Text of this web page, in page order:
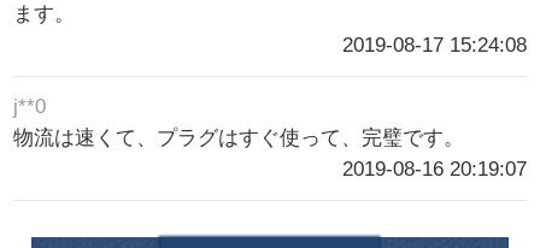
ます。
2019-08-17 15:24:08
j**0
物流は速くて、プラグはすぐ使って、完璧です。
2019-08-16 20:19:07